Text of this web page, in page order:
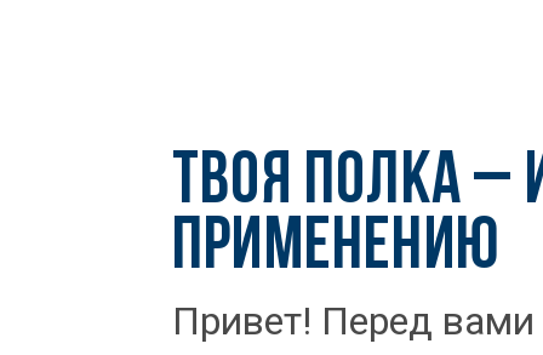
Твоя Полка –
применению
Привет! Перед вами